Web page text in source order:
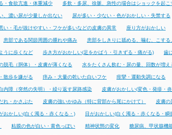
・食欲亢進・体重減少 多飲・多尿、徐脈、急性の場合はショックを起こ
、濃い尿が少量しか出ない 尿が多い・少ない・色がおかしい・失禁する
い・毛が抜けやすい・フケが多いなどの皮膚の異常 座り方がおかしい
患部である関節周囲の腫れや痛み 患部をしきりに舐める、噛む、こする
うに歩くなど 歩き方がおかしい(足をかばう・引きずる・痛がる) 歯
脱毛（胴体）・皮膚が薄くなる 水をたくさん飲む・尿の量、回数が増え
散歩を嫌がる 痒み・大量の乾いた白いフケ 痙攣・運動失調になる
内障（突然の失明）・繰り返す尿路感染 皮膚がおかしい(変色・発疹・
れ・かさぶた 皮膚の強いかゆみ（特に背部から尾にかけて） 皮膚の
おかしい(白く濁る・赤くなる・) 目がおかしい(白く濁る・赤くなる・瞬
粘膜の色が白い・黄色っぽい 精神状態の変化 糖尿病、甲状腺機